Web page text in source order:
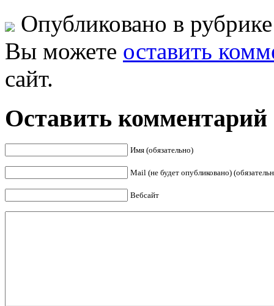
Опубликовано в
Вы можете оставить
сайт.
Оставить комментарий
Имя (обязательно)
Mail (не будет опубликовано)
Вебсайт